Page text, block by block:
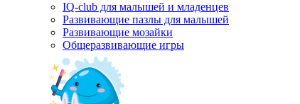
IQ-club для малышей и младенцев
Развивающие пазлы для малышей
Развивающие мозайки
Общеразвивающие игры